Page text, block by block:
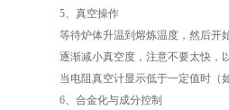
5、真空操作
等待炉体升温到熔炼温度，然后开始
逐渐减小真空度，注意不要太快，以
当电阻真空计显示低于一定值时（如
6、合金化与成分控制